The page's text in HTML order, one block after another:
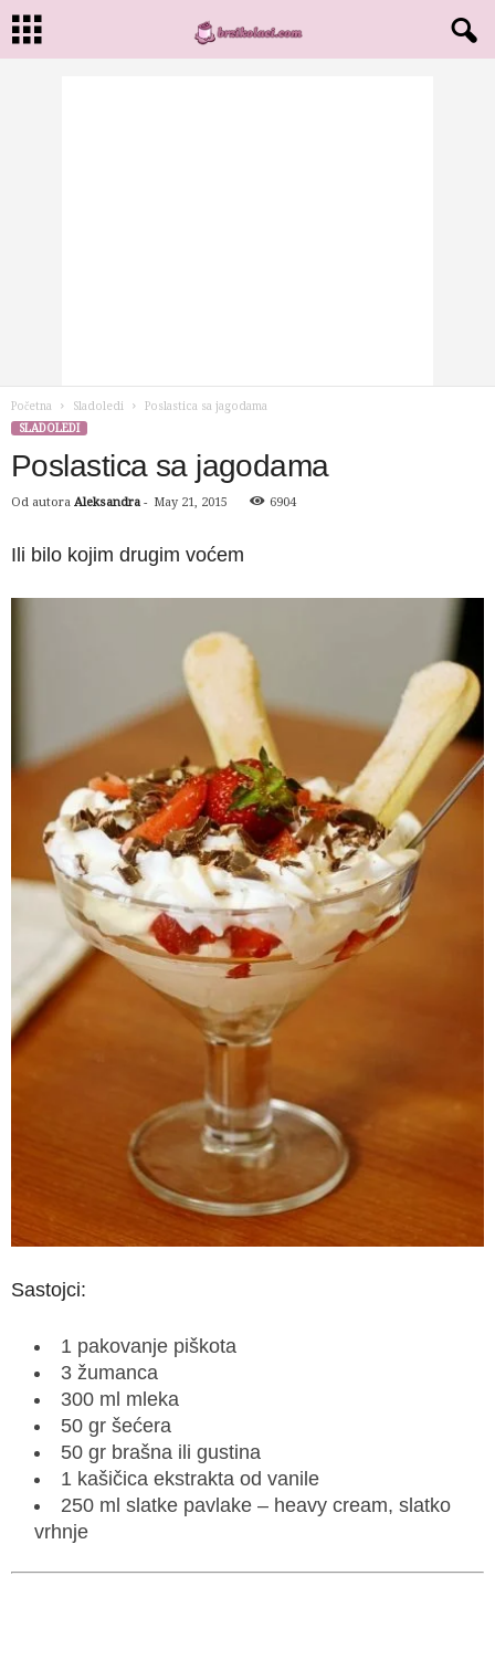
Početna Sladoledi
Poslastica sa jagodama
SLADOLEDI
Poslastica sa jagodama
Od autora Aleksandra - May 21, 2015 6904
Ili bilo kojim drugim voćem
Sastojci:
1 pakovanje piškota
3 žumanca
300 ml mleka
50 gr šećera
50 gr brašna ili gustina
1 kašičica ekstrakta od vanile
250 ml slatke pavlake – heavy cream, slatko
vrhnje